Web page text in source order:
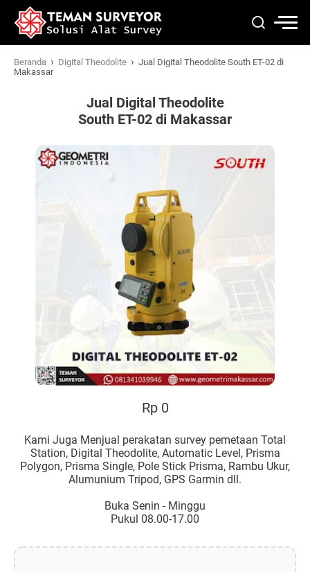
Beranda › Digital Theodolite › Jual Digital Theodolite South ET-02 di
Makassar
Jual Digital Theodolite
South ET-02 di Makassar
Rp 0
Kami Juga Menjual perakatan survey pemetaan Total
Station, Digital Theodolite, Automatic Level, Prisma
Polygon, Prisma Single, Pole Stick Prisma, Rambu Ukur,
Alumunium Tripod, GPS Garmin dll.
Buka Senin - Minggu
Pukul 08.00-17.00